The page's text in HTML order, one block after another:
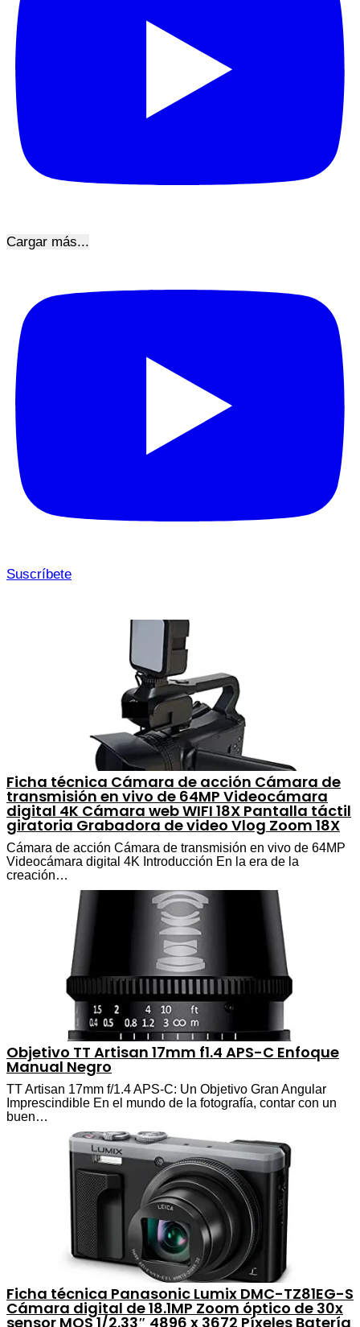
Cargar más...
Suscríbete
Ficha técnica Cámara de acción Cámara de
transmisión en vivo de 64MP Videocámara
digital 4K Cámara web WIFI 18X Pantalla táctil
giratoria Grabadora de video Vlog Zoom 18X
Cámara de acción Cámara de transmisión en vivo de 64MP
Videocámara digital 4K Introducción En la era de la
creación…
Objetivo TT Artisan 17mm f1.4 APS-C Enfoque
Manual Negro
TT Artisan 17mm f/1.4 APS-C: Un Objetivo Gran Angular
Imprescindible En el mundo de la fotografía, contar con un
buen…
Ficha técnica Panasonic Lumix DMC-TZ81EG-S
Cámara digital de 18.1MP Zoom óptico de 30x
sensor MOS 1/2.33″ 4896 x 3672 Píxeles Batería